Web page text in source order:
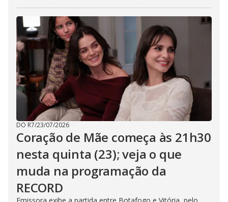
DO R7/23/07/2026
Coração de Mãe começa às 21h30
nesta quinta (23); veja o que
muda na programação da
RECORD